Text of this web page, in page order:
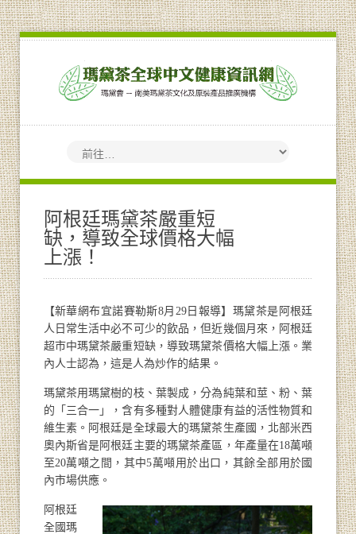
阿根廷瑪黛茶嚴重短
缺，導致全球價格大幅
上漲！
【新華網布宜諾賽勒斯8月29日報導】瑪黛茶是阿根廷
人日常生活中必不可少的飲品，但近幾個月來，阿根廷
超市中瑪黛茶嚴重短缺，導致瑪黛茶價格大幅上漲。業
內人士認為，這是人為炒作的結果。
瑪黛茶用瑪黛樹的枝、葉製成，分為純葉和莖、粉、葉
的「三合一」，含有多種對人體健康有益的活性物質和
維生素。阿根廷是全球最大的瑪黛茶生產國，北部米西
奧內斯省是阿根廷主要的瑪黛茶產區，年產量在18萬噸
至20萬噸之間，其中5萬噸用於出口，其餘全部用於國
內市場供應。
阿根廷
全國瑪